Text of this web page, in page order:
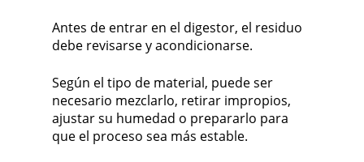
Antes de entrar en el digestor, el residuo
debe revisarse y acondicionarse.
Según el tipo de material, puede ser
necesario mezclarlo, retirar impropios,
ajustar su humedad o prepararlo para
que el proceso sea más estable.